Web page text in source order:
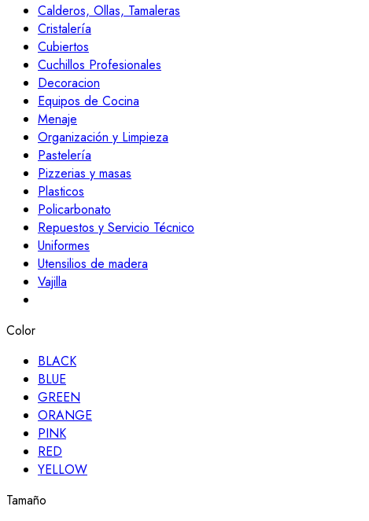
Calderos, Ollas, Tamaleras
Cristalería
Cubiertos
Cuchillos Profesionales
Decoracion
Equipos de Cocina
Menaje
Organización y Limpieza
Pastelería
Pizzerias y masas
Plasticos
Policarbonato
Repuestos y Servicio Técnico
Uniformes
Utensilios de madera
Vajilla
Color
BLACK
BLUE
GREEN
ORANGE
PINK
RED
YELLOW
Tamaño